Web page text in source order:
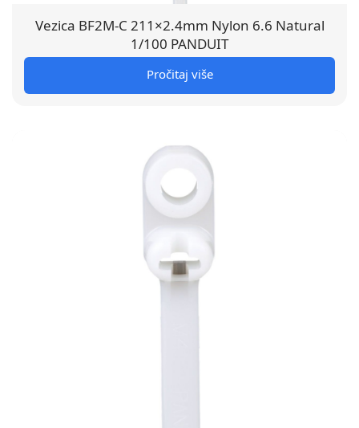
Vezica BF2M-C 211×2.4mm Nylon 6.6 Natural
1/100 PANDUIT
Pročitaj više